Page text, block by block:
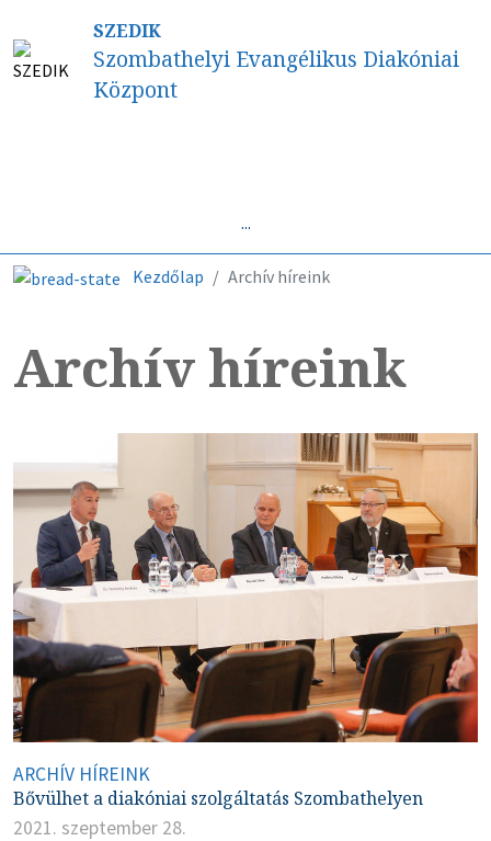
SZEDIK
Szombathelyi Evangélikus Diakóniai
Központ
...
Kezdőlap Archív híreink
Archív híreink
ARCHÍV HÍREINK
Bővülhet a diakóniai szolgáltatás Szombathelyen
2021. szeptember 28.